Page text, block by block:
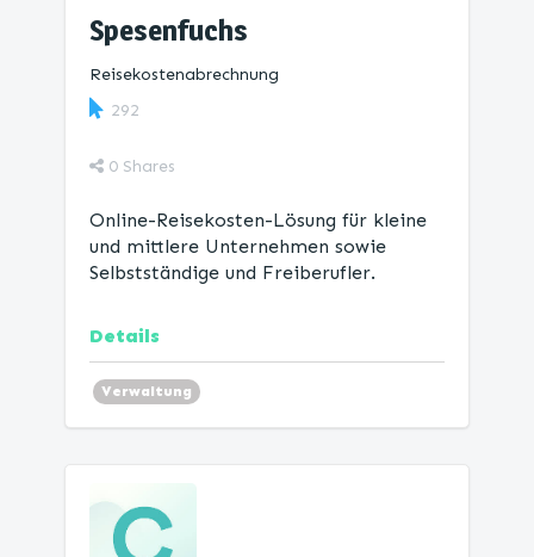
Spesenfuchs
Reisekostenabrechnung
292
0 Shares
Online-Reisekosten-Lösung für kleine
und mittlere Unternehmen sowie
Selbstständige und Freiberufler.
Details
Verwaltung